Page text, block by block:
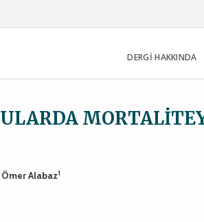
DERGİ HAKKINDA
Ömer Alabaz1